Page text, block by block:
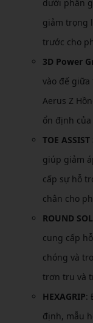
dưới phần
giảm trọng
trước cho
3D Power
vào đế giữa
Aerus Z
ổn định
TOE ASSIST
giúp giảm
cấp sự hỗ
chân cho
ROUND
cung cấp
chóng và
trơn tru và
HEXAGRIP:
định, mẫu